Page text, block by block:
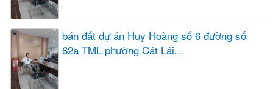
bán đất dự án Huy Hoàng số 6 đường số
62a TML phường Cát Lái...